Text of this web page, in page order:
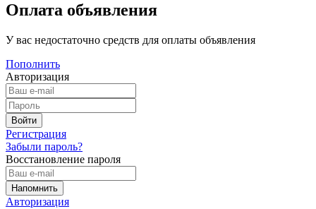
Оплата объявления
У вас недостаточно средств для оплаты объявления
Пополнить
Авторизация
Регистрация
Забыли пароль?
Восстановление пароля
Авторизация